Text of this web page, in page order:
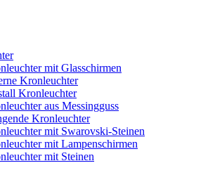
mit Glasschirmen
Kronleuchter
Kronleuchter
aus Messingguss
Kronleuchter
mit Swarovski-Steinen
mit Lampenschirmen
mit Steinen